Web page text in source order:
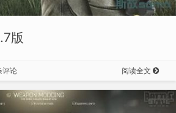
版
评论 阅读全文